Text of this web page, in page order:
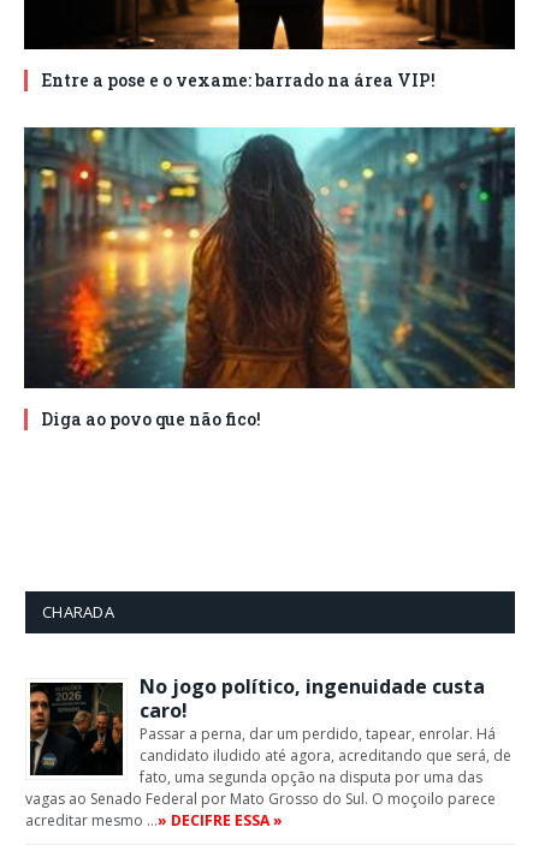
Entre a pose e o vexame: barrado na área VIP!
Diga ao povo que não fico!
CHARADA
No jogo político, ingenuidade custa
caro!
Passar a perna, dar um perdido, tapear, enrolar. Há
candidato iludido até agora, acreditando que será, de
fato, uma segunda opção na disputa por uma das
vagas ao Senado Federal por Mato Grosso do Sul. O moçoilo parece
acreditar mesmo …» DECIFRE ESSA »